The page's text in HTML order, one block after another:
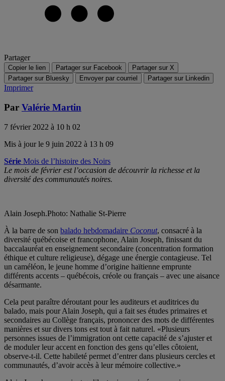
Partager
Copier le lien Partager sur Facebook
Partager sur X
Partager sur Bluesky
Envoyer par courriel Partager sur Linkedin
Imprimer
Par Valérie Martin
7 février 2022 à 10 h 02
Mis à jour le 9 juin 2022 à 13 h 09
Série Mois de l’histoire des Noirs
Le mois de février est l’occasion de découvrir la richesse et la
diversité des communautés noires.
Alain Joseph.Photo: Nathalie St-Pierre
À la barre de son balado hebdomadaire Coconut, consacré à la
diversité québécoise et francophone, Alain Joseph, finissant du
baccalauréat en enseignement secondaire (concentration formation
éthique et culture religieuse), dégage une énergie contagieuse. Tel
un caméléon, le jeune homme d’origine haïtienne emprunte
différents accents – québécois, créole ou français – avec une aisance
désarmante.
Cela peut paraître déroutant pour les auditeurs et auditrices du
balado, mais pour Alain Joseph, qui a fait ses études primaires et
secondaires au Collège français, prononcer des mots de différentes
manières et sur divers tons est tout à fait naturel. «Plusieurs
personnes issues de l’immigration ont cette capacité de s’ajuster et
de moduler leur accent en fonction des gens qu’elles côtoient,
observe-t-il. Cette habileté permet d’entrer dans plusieurs cercles et
communautés, d’avoir accès à leur mémoire collective.»